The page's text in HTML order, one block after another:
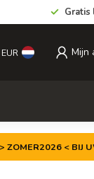
Gratis
EUR Mijn
ZOMER2026 < BIJ